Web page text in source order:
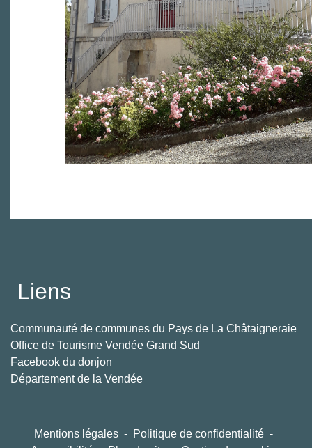
Liens
Communauté de communes du Pays de La Châtaigneraie
Office de Tourisme Vendée Grand Sud
Facebook du donjon
Département de la Vendée
Mentions légales - Politique de confidentialité -